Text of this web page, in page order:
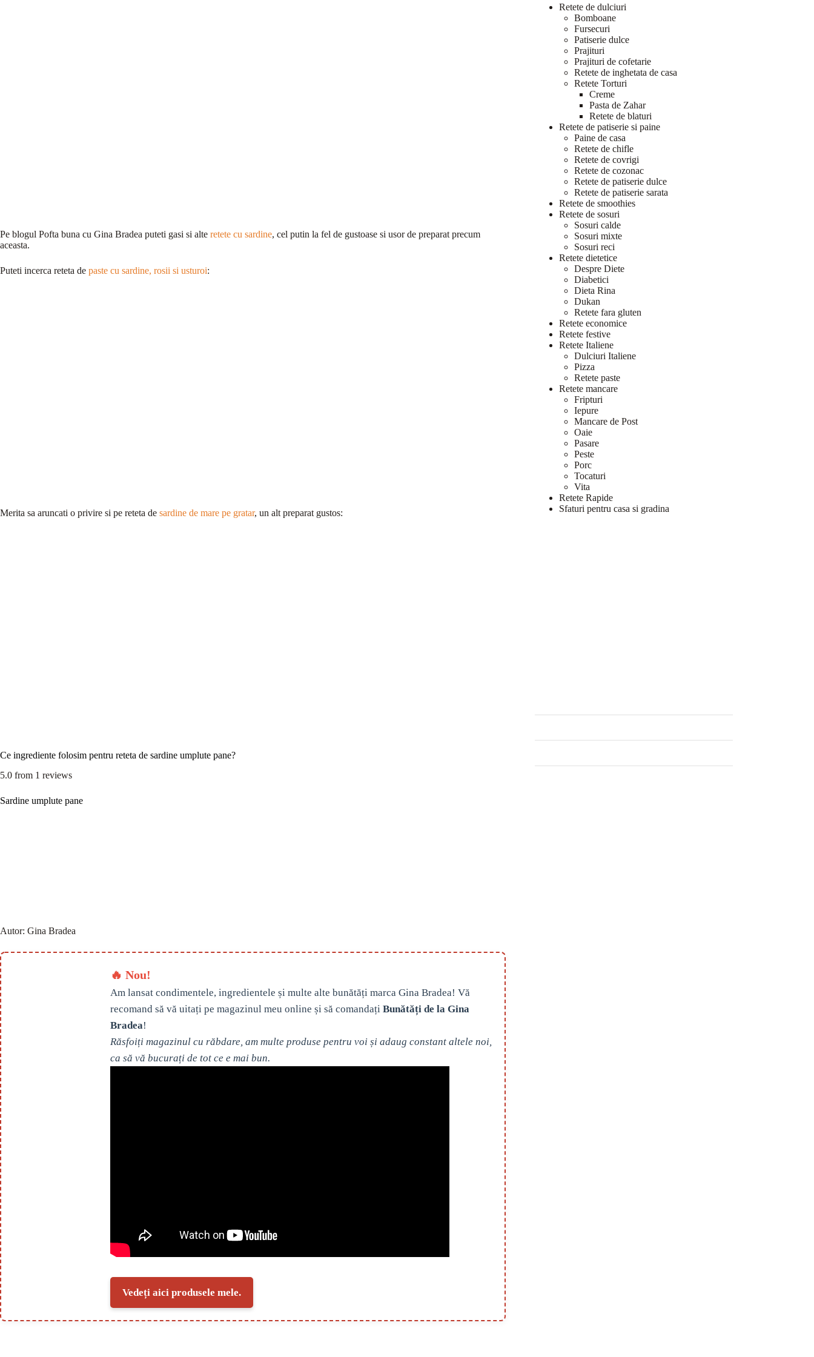
Pe blogul Pofta buna cu Gina Bradea puteti gasi si alte retete cu sardine, cel putin la fel de gustoase si usor de preparat precum
aceasta.
Puteti incerca reteta de paste cu sardine, rosii si usturoi:
Merita sa aruncati o privire si pe reteta de sardine de mare pe gratar, un alt preparat gustos:
Ce ingrediente folosim pentru reteta de sardine umplute pane?
5.0 from 1 reviews
Sardine umplute pane
Autor: Gina Bradea
🔥 Nou!
Am lansat condimentele, ingredientele și multe alte bunătăți marca Gina Bradea! Vă
recomand să vă uitați pe magazinul meu online și să comandați Bunătăți de la Gina
Bradea!
Răsfoiți magazinul cu răbdare, am multe produse pentru voi și adaug constant altele noi,
ca să vă bucurați de tot ce e mai bun.
Vedeți aici produsele mele.
Retete de dulciuri
Bomboane
Fursecuri
Patiserie dulce
Prajituri
Prajituri de cofetarie
Retete de inghetata de casa
Retete Torturi
Creme
Pasta de Zahar
Retete de blaturi
Retete de patiserie si paine
Paine de casa
Retete de chifle
Retete de covrigi
Retete de cozonac
Retete de patiserie dulce
Retete de patiserie sarata
Retete de smoothies
Retete de sosuri
Sosuri calde
Sosuri mixte
Sosuri reci
Retete dietetice
Despre Diete
Diabetici
Dieta Rina
Dukan
Retete fara gluten
Retete economice
Retete festive
Retete Italiene
Dulciuri Italiene
Pizza
Retete paste
Retete mancare
Fripturi
Iepure
Mancare de Post
Oaie
Pasare
Peste
Porc
Tocaturi
Vita
Retete Rapide
Sfaturi pentru casa si gradina